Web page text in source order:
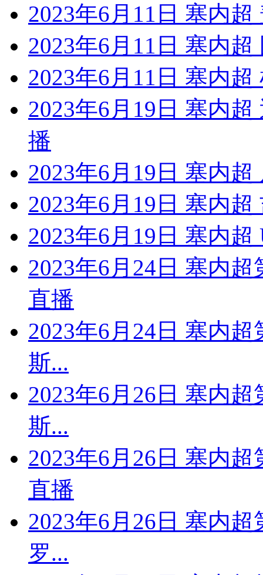
2023年6月11日 塞内
2023年6月11日 塞内
2023年6月11日 塞内
2023年6月19日 塞内
播
2023年6月19日 塞内
2023年6月19日 塞内
2023年6月19日 塞内超
2023年6月24日 塞内
直播
2023年6月24日 塞内
斯...
2023年6月26日 塞内
斯...
2023年6月26日 塞内
直播
2023年6月26日 塞内超
罗...